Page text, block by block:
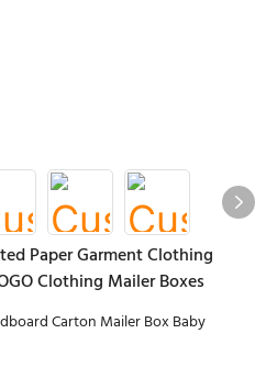
Paper Garment Clothing
Clothing Mailer Boxes
Carton Mailer Box Baby